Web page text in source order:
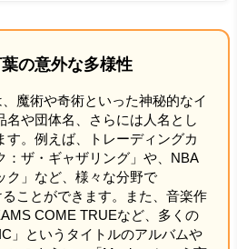
の意外な多様性
、魔術や奇術といった神秘的なイ
名や団体名、さらには人名とし
す。例えば、トレーディングカ
：ザ・ギャザリング」や、NBA
ク」など、様々な分野で
ることができます。また、音楽作
COME TRUEなど、多くの
」というタイトルのアルバムや